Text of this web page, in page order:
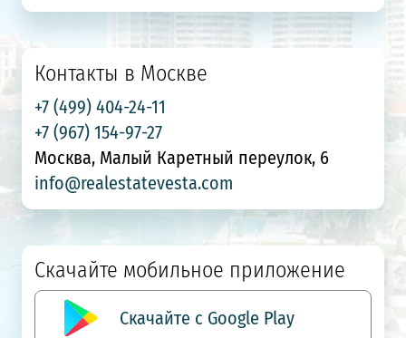
Контакты в Москве
+7 (499) 404-24-11
+7 (967) 154-97-27
Москва, Малый Каретный переулок, 6
info@realestatevesta.com
Скачайте мобильное приложение
Скачайте с Google Play